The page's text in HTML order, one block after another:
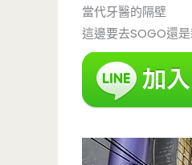
當代牙醫的隔壁
這邊要去SOGO還